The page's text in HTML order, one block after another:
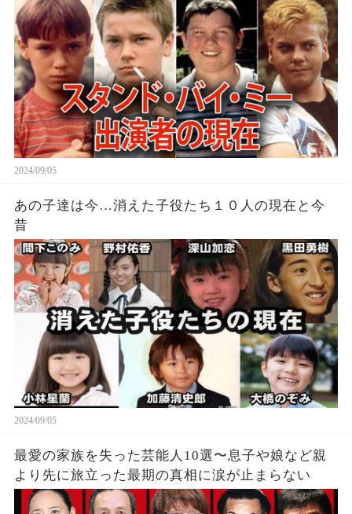
2024/09/05
あの子達は今…消えた子役たち１０人の現在と今
昔
2024/09/05
最愛の家族を失った芸能人10選〜息子や娘など親
より先に旅立った最期の真相に涙が止まらない